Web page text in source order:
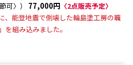
可〉）
77,000円 〈2点販売予定〉
、能登地震で倒壊した輪島塗工房の職
組み込みました。